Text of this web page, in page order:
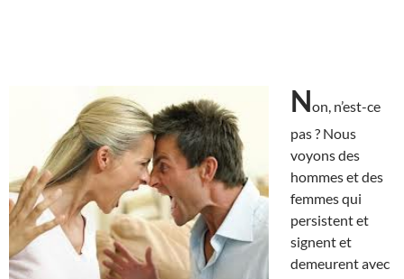
Non, n’est-ce
pas ? Nous
voyons des
hommes et des
femmes qui
persistent et
signent et
demeurent avec